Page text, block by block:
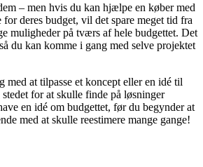
– men hvis du kan hjælpe en køber med
deres budget, vil det spare meget tid fra
muligheder på tværs af hele budgettet. Det
du kan komme i gang med selve projektet
at tilpasse et koncept eller en idé til
for at skulle finde på løsninger
en idé om budgettet, før du begynder at
med at skulle reestimere mange gange!